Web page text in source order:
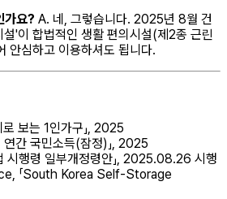
가요? A. 네, 그렇습니다. 2025년 8월 건
'이 합법적인 생활 편의시설(제2종 근린
안심하고 이용하셔도 됩니다.
보는 1인가구」, 2025
간 국민소득(잠정)」, 2025
시행령 일부개정령안」, 2025.08.26 시행
「South Korea Self-Storage